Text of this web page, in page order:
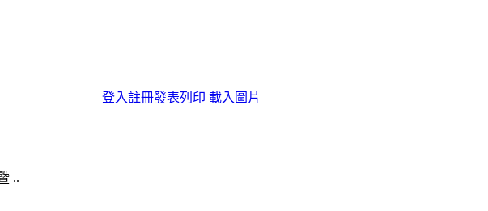
登入註冊發表列印 載入圖片
..